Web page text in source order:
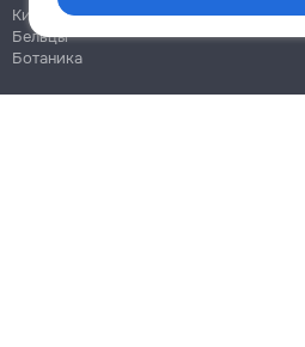
Кишинёв
Бельцы
Ботаника